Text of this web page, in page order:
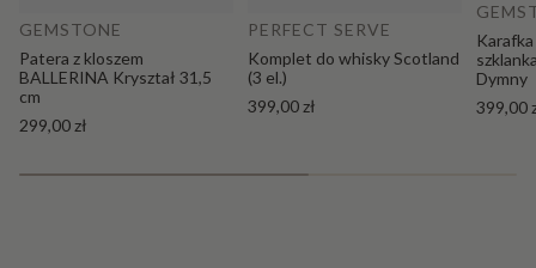
GEMSTONE
Patera z kloszem
BALLERINA Kryształ 31,5
cm
299,00 zł
PERFECT SERVE
Komplet do whisky Scotland
(3 el.)
399,00 zł
Dymny
399,00